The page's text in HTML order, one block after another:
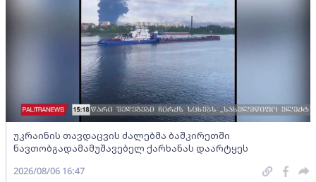
უკრაინის თავდაცვის ძალებმა ბაშკირეთში
ნავთობგადამამუშავებელ ქარხანას დაარტყეს
2026/08/06 16:47